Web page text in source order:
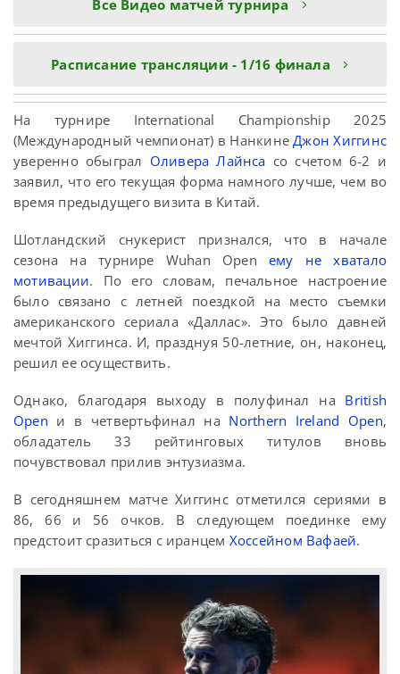
Все Видео матчей турнира
Расписание трансляции - 1/16 финала
На турнире International Championship 2025
(Международный чемпионат) в НанкинеДжон Хиггинс
уверенно обыграл Оливера Лайнса со счетом 6-2 и
заявил, что его текущая форма намного лучше, чем во
время предыдущего визита в Китай.
Шотландский снукерист признался, что в начале
сезона на турнире Wuhan Openему не хватало
мотивации. По его словам, печальное настроение
было связано с летней поездкой на место съемки
американского сериала «Даллас». Это было давней
мечтой Хиггинса. И, празднуя 50-летние, он, наконец,
решил ее осуществить.
Однако, благодаря выходу в полуфинал на British
Open и в четвертьфинал на Northern Ireland Open,
обладатель 33 рейтинговых титулов вновь
почувствовал прилив энтузиазма.
В сегодняшнем матче Хиггинс отметился сериями в
86, 66 и 56 очков. В следующем поединке ему
предстоит сразиться с иранцем Хоссейном Вафаей.